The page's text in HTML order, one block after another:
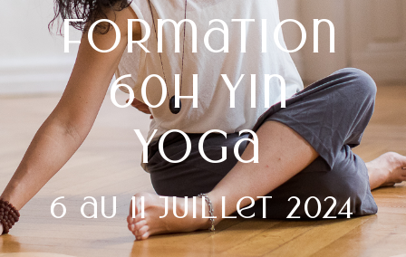
Formation
60h Yin
yoga
6 au 11 juillet 2024